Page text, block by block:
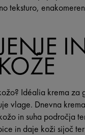
teksturo,
Idéalia krema
vlage. Dnevna
in suha področja
in daje koži sijoč